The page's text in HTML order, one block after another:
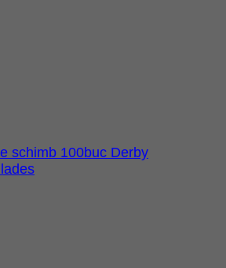
schimb 100buc Derby